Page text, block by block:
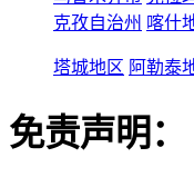
克孜自治州 喀什
塔城地区 阿勒泰
免责声明：